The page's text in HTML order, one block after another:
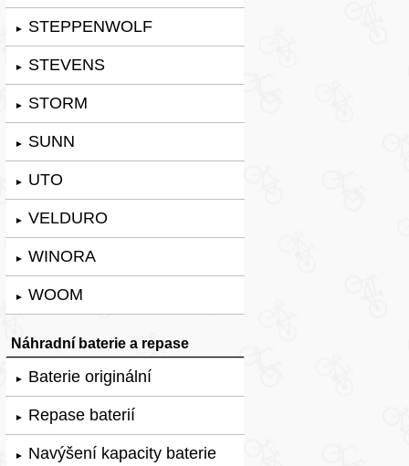
► STEPPENWOLF
► STEVENS
► STORM
► SUNN
► UTO
► VELDURO
► WINORA
► WOOM
Náhradní baterie a repase
► Baterie originální
► Repase baterií
► Navýšení kapacity baterie